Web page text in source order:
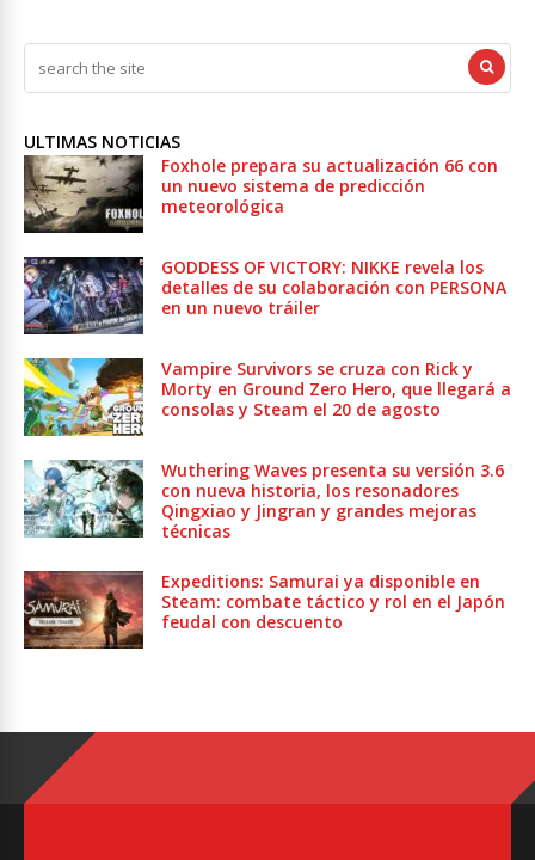
ULTIMAS NOTICIAS
Foxhole prepara su actualización 66 con
un nuevo sistema de predicción
meteorológica
GODDESS OF VICTORY: NIKKE revela los
detalles de su colaboración con PERSONA
en un nuevo tráiler
Vampire Survivors se cruza con Rick y
Morty en Ground Zero Hero, que llegará a
consolas y Steam el 20 de agosto
Wuthering Waves presenta su versión 3.6
con nueva historia, los resonadores
Qingxiao y Jingran y grandes mejoras
técnicas
Expeditions: Samurai ya disponible en
Steam: combate táctico y rol en el Japón
feudal con descuento